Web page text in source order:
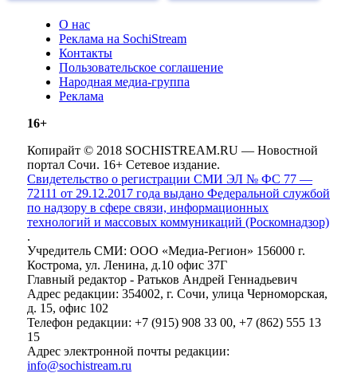
О нас
Реклама на SochiStream
Контакты
Пользовательское соглашение
Народная медиа-группа
Реклама
16+
Копирайт © 2018 SOCHISTREAM.RU — Новостной
портал Сочи. 16+ Сетевое издание.
Свидетельство о регистрации СМИ ЭЛ № ФС 77 —
72111 от 29.12.2017 года выдано Федеральной службой
по надзору в сфере связи, информационных
технологий и массовых коммуникаций (Роскомнадзор)
.
Учредитель СМИ: ООО «Медиа-Регион» 156000 г.
Кострома, ул. Ленина, д.10 офис 37Г
Главный редактор - Ратьков Андрей Геннадьевич
Адрес редакции: 354002, г. Сочи, улица Черноморская,
д. 15, офис 102
Телефон редакции: +7 (915) 908 33 00, +7 (862) 555 13
15
Адрес электронной почты редакции:
info@sochistream.ru